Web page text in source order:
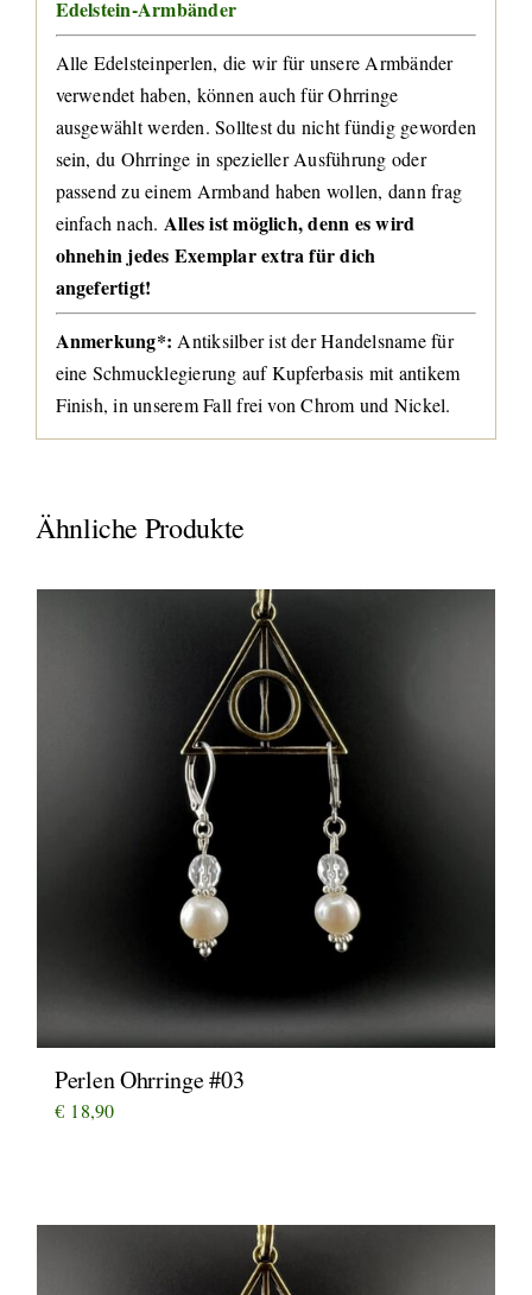
Edelstein-Armbänder
Alle Edelsteinperlen, die wir für unsere Armbänder
verwendet haben, können auch für Ohrringe
ausgewählt werden. Solltest du nicht fündig geworden
sein, du Ohrringe in spezieller Ausführung oder
passend zu einem Armband haben wollen, dann frag
einfach nach. Alles ist möglich, denn es wird
ohnehin jedes Exemplar extra für dich
angefertigt!
Anmerkung*:Antiksilber ist der Handelsname für
eine Schmucklegierung auf Kupferbasis mit antikem
Finish, in unserem Fall frei von Chrom und Nickel.
Ähnliche Produkte
Perlen Ohrringe #03
€ 18,90